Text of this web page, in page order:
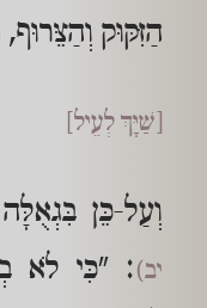
הַזִּקּוּק
[שַׁיָּךְ לְעֵיל]
וְעַל-כֵּן
יב): "כִּי לֹא